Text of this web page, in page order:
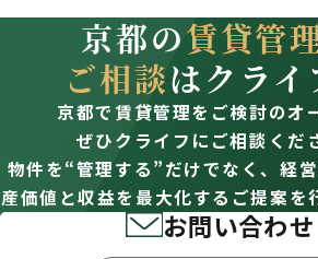
京都の賃貸管
ご相談はクライ
京都で賃貸管理をご検討のオ
ぜひクライフにご相談くだ
物件を“管理する”だけでなく、経
産価値と収益を最大化するご提案を
お問い合わせ